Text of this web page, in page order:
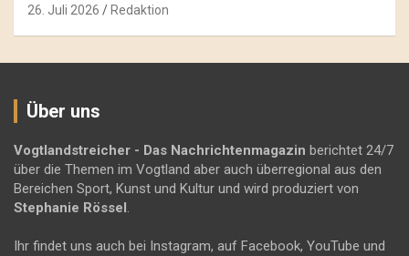
26. Juli 2026 Redaktion
Über uns
Vogtlandstreicher - Das Nachrichtenmagazin berichtet 24/7
über die Themen im Vogtland aber auch überregional aus den
Bereichen Sport, Kunst und Kultur und wird produziert von
Stephanie Rössel .
Ihr findet uns auch bei Instagram, auf Facebook, YouTube und